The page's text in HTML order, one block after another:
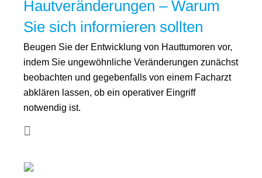
Hautveränderungen – Warum
Sie sich informieren sollten
Beugen Sie der Entwicklung von Hauttumoren vor,
indem Sie ungewöhnliche Veränderungen zunächst
beobachten und gegebenfalls von einem Facharzt
abklären lassen, ob ein operativer Eingriff
notwendig ist.